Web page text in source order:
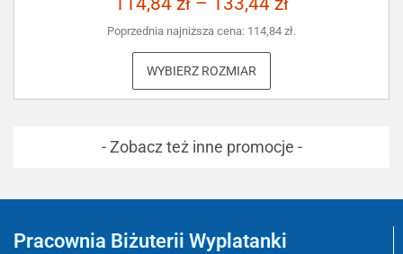
Poprzednia najniższa cena: 114,84 zł.
WYBIERZ ROZMIAR
- Zobacz też inne promocje -
Pracownia Biżuterii Wyplatanki